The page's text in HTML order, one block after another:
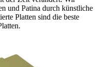
und Patina durch künstliche
Platten sind die beste